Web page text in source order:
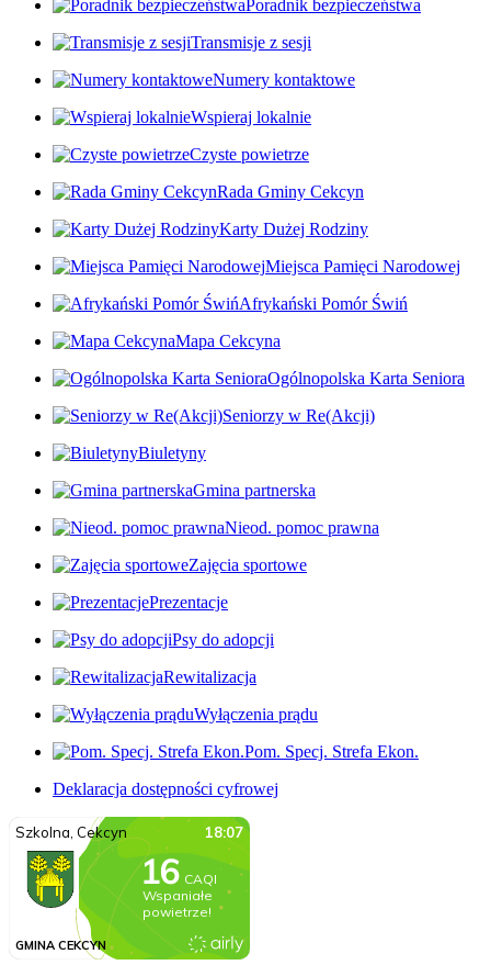
Poradnik bezpieczeństwa
Transmisje z sesji
Numery kontaktowe
Wspieraj lokalnie
Czyste powietrze
Rada Gminy Cekcyn
Karty Dużej Rodziny
Miejsca Pamięci Narodowej
Afrykański Pomór Świń
Mapa Cekcyna
Ogólnopolska Karta Seniora
Seniorzy w Re(Akcji)
Biuletyny
Gmina partnerska
Nieod. pomoc prawna
Zajęcia sportowe
Prezentacje
Psy do adopcji
Rewitalizacja
Wyłączenia prądu
Pom. Specj. Strefa Ekon.
Deklaracja dostępności cyfrowej